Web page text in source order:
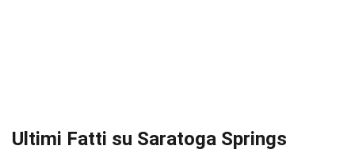
Ultimi Fatti su Saratoga Springs